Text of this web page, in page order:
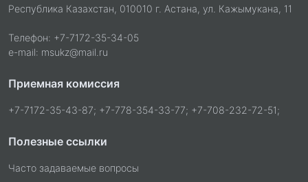
Республика Казахстан, 010010 г. Астана, ул. Кажымукана, 11
Телефон: +7-7172-35-34-05
e-mail: msukz@mail.ru
Приемная комиссия
+7-7172-35-43-87; +7-778-354-33-77; +7-708-232-72-51;
Полезные ссылки
Часто задаваемые вопросы